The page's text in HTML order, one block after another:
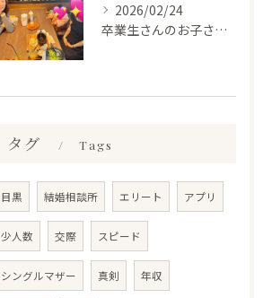
2026/02/24
卒業生さんのお子さんに会って来ました✨
タグ Tags
目黒 結婚相談所 エリート アプリ
少人数 交際 スピード
シングルマザー 真剣 年収